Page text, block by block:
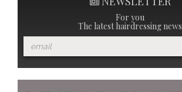
For you
The latest hairdressing news